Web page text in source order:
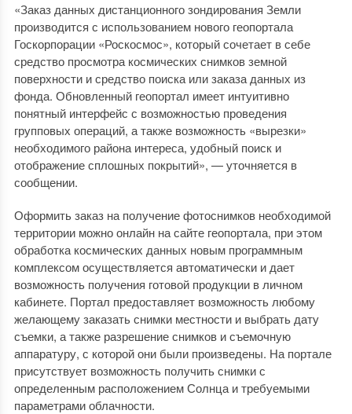
«Заказ данных дистанционного зондирования Земли
производится с использованием нового геопортала
Госкорпорации «Роскосмос», который сочетает в себе
средство просмотра космических снимков земной
поверхности и средство поиска или заказа данных из
фонда. Обновленный геопортал имеет интуитивно
понятный интерфейс с возможностью проведения
групповых операций, а также возможность «вырезки»
необходимого района интереса, удобный поиск и
отображение сплошных покрытий», — уточняется в
сообщении.
Оформить заказ на получение фотоснимков необходимой
территории можно онлайн на сайте геопортала, при этом
обработка космических данных новым программным
комплексом осуществляется автоматически и дает
возможность получения готовой продукции в личном
кабинете. Портал предоставляет возможность любому
желающему заказать снимки местности и выбрать дату
съемки, а также разрешение снимков и съемочную
аппаратуру, с которой они были произведены. На портале
присутствует возможность получить снимки с
определенным расположением Солнца и требуемыми
параметрами облачности.